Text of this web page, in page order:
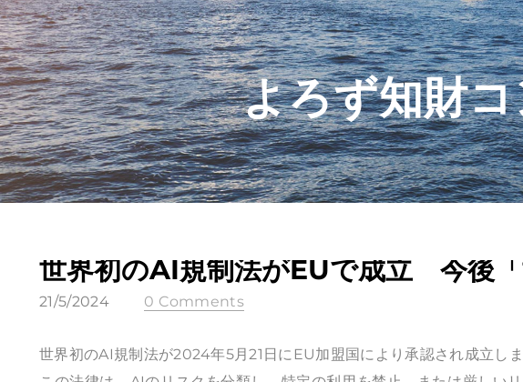
よろず知財
世界初のAI規制法がEUで成立 今後「
21/5/2024 0 Comments
世界初のAI規制法が2024年5月21日にEU加盟国により承認され成立しま